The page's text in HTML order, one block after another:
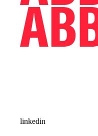
linkedin